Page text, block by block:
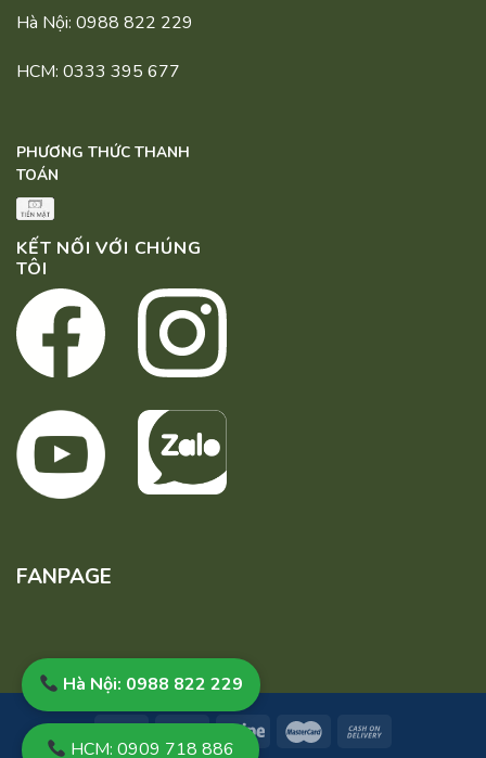
Hà Nội: 0988 822 229
HCM: 0333 395 677
PHƯƠNG THỨC THANH
TOÁN
KẾT NỐI VỚI CHÚNG
TÔI
FANPAGE
Hà Nội: 0988 822 229
HCM: 0909 718 886